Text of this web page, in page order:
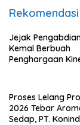
Jejak
Kemal Berbuah
Penghargaan
Proses Lelang
2026 Tebar
Sedap, PT.